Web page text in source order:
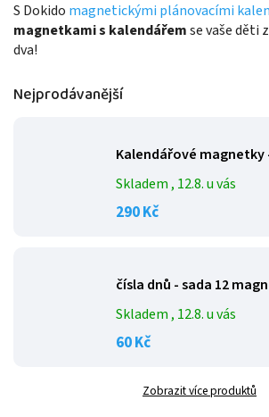
S Dokido magnetickými plánovacími
magnetkami s kalendářemse vaše děti
dva!
Nejprodávanější
Kalendářové magnetky
Skladem , 12.8. u vás
290 Kč
čísla dnů - sada 12
Skladem , 12.8. u vás
60 Kč
Zobrazit více produktů